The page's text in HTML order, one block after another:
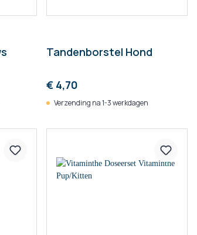
Tandenborstel Hond
€ 4,70
Verzending na 1-3 werkdagen